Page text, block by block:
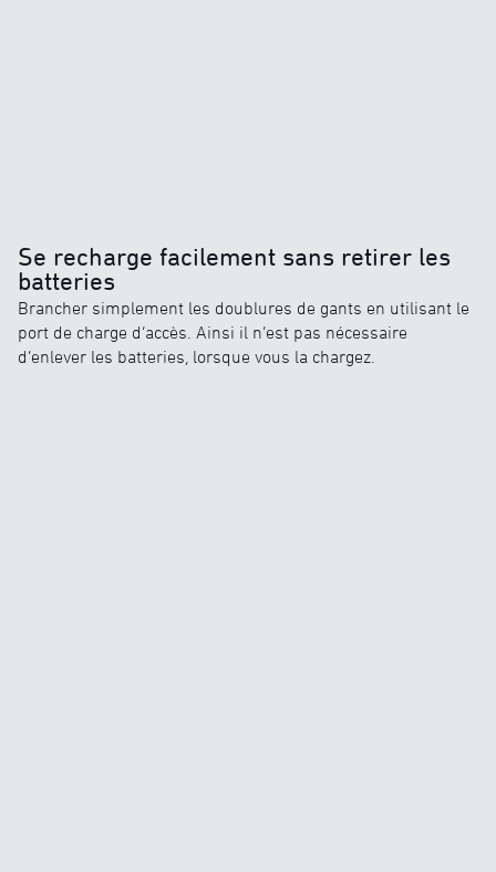
Se recharge facilement sans retirer les
batteries
Brancher simplement les doublures de gants en utilisant le
port de charge d’accès. Ainsi il n’est pas nécessaire
d’enlever les batteries, lorsque vous la chargez.